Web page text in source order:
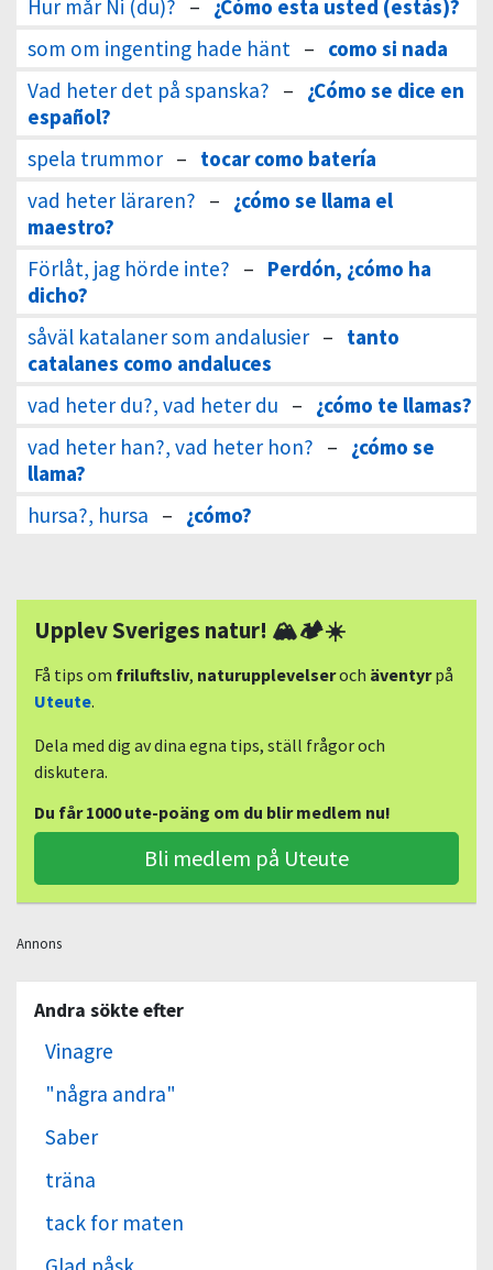
Hur mår Ni (du)? – ¿Cómo esta usted (estás)?
som om ingenting hade hänt – como si nada
Vad heter det på spanska? – ¿Cómo se dice en
español?
spela trummor – tocar como batería
vad heter läraren? – ¿cómo se llama el
maestro?
Förlåt, jag hörde inte? – Perdón, ¿cómo ha
dicho?
såväl katalaner som andalusier – tanto
catalanes como andaluces
vad heter du?, vad heter du – ¿cómo te llamas?
vad heter han?, vad heter hon? – ¿cómo se
llama?
hursa?, hursa – ¿cómo?
Upplev Sveriges natur! 🏔🏕☀️
Få tips om friluftsliv, naturupplevelseroch äventyrpå
Uteute.
Dela med dig av dina egna tips, ställ frågor och
diskutera.
Du får 1000 ute-poäng om du blir medlem nu!
Bli medlem på Uteute
Annons
Andra sökte efter
Vinagre
"några andra"
Saber
träna
tack for maten